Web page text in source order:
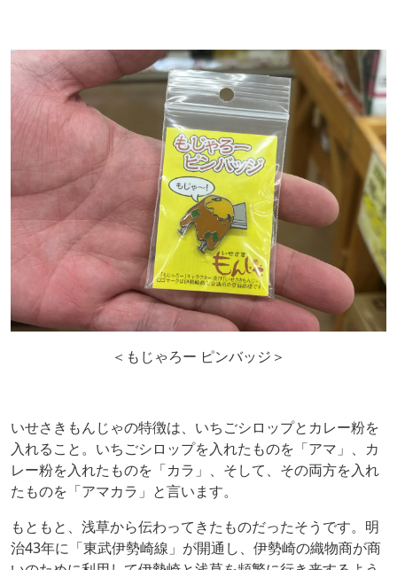
＜もじゃろー ピンバッジ＞
いせさきもんじゃの特徴は、いちごシロップとカレー粉を
入れること。いちごシロップを入れたものを「アマ」、カ
レー粉を入れたものを「カラ」、そして、その両方を入れ
たものを「アマカラ」と言います。
もともと、浅草から伝わってきたものだったそうです。明
治43年に「東武伊勢崎線」が開通し、伊勢崎の織物商が商